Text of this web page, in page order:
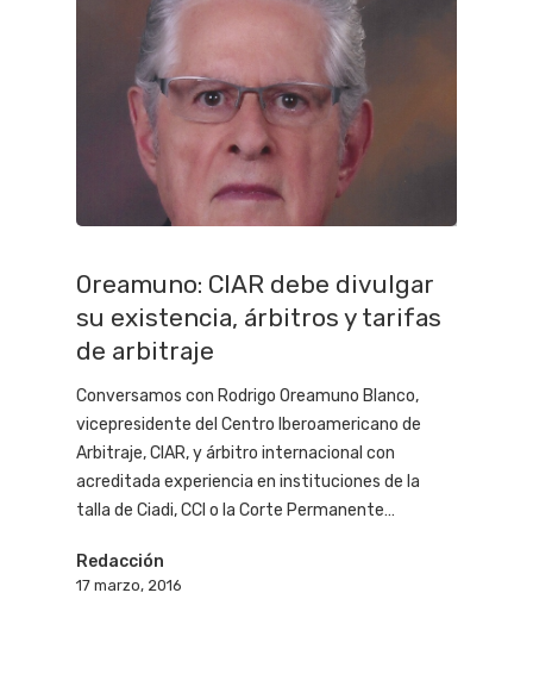
Oreamuno: CIAR debe divulgar
su existencia, árbitros y tarifas
de arbitraje
Conversamos con Rodrigo Oreamuno Blanco,
vicepresidente del Centro Iberoamericano de
Arbitraje, CIAR, y árbitro internacional con
acreditada experiencia en instituciones de la
talla de Ciadi, CCI o la Corte Permanente…
Redacción
17 marzo, 2016